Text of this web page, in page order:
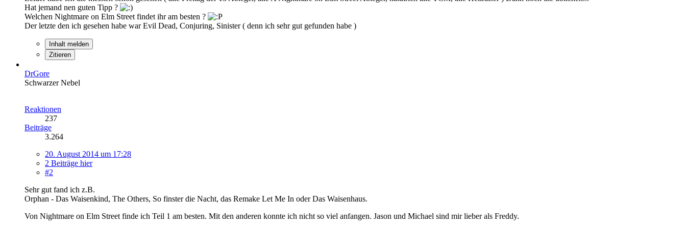
Hat jemand nen guten Tipp ?
Welchen Nightmare on Elm Street findet ihr am besten ?
Der letzte den ich gesehen habe war Evil Dead, Conjuring, Sinister ( denn ich sehr gut gefunden habe )
Inhalt melden
Zitieren
DrGore
Schwarzer Nebel
Reaktionen
237
Beiträge
3.264
20. August 2014 um 17:28
2 Beiträge hier
#2
Sehr gut fand ich z.B.
Orphan - Das Waisenkind, The Others, So finster die Nacht, das Remake Let Me In oder Das Waisenhaus.
Von Nightmare on Elm Street finde ich Teil 1 am besten. Mit den anderen konnte ich nicht so viel anfangen. Jason und Michael sind mir lieber als Freddy.